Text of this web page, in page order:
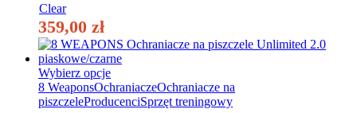
Clear
359,00 zł
Wybierz opcjeTen
produkt
ma
8 WeaponsOchraniaczeOchraniacze na
piszczeleProducenciSprzęt treningowy